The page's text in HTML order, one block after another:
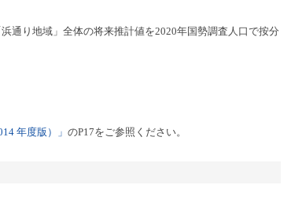
通り地域」全体の将来推計値を2020年国勢調査人口で按分
年度版）」のP17をご参照ください。